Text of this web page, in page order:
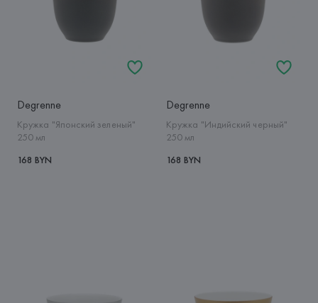
Degrenne
Кружка "Японский зеленый"
250 мл
168 BYN
Degrenne
Кружка "Индийский черный"
250 мл
168 BYN